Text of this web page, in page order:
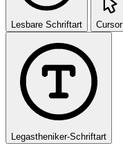
Lesbare Schriftart Cursor
Legastheniker-Schriftart